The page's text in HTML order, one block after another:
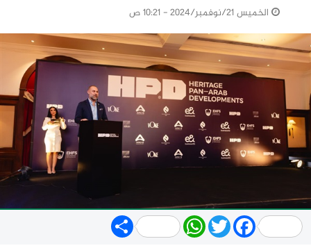
الخميس 21/نوفمبر/2024 - 10:21 ص
Share WhatsApp
TwitterFacebook